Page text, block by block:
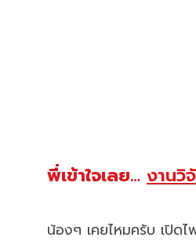
พี่เข้าใจเลย… งานวิ
น้องๆ เคยไหมครับ เปิด